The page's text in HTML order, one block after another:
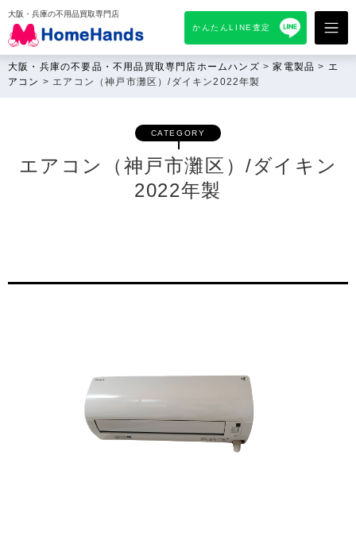
大阪・兵庫の不用品買取専門店
かんたんLINE査定
大阪・兵庫の不要品・不用品買取専門店ホームハンズ >家電製品 > エ
アコン > エアコン（神戸市灘区）/ダイキン2022年製
CATEGORY
エアコン（神戸市灘区）/ダイキン
2022年製